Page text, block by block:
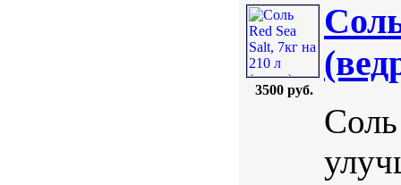
3500 руб.